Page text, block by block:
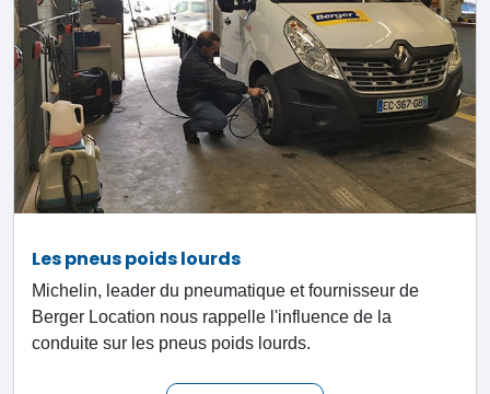
Les pneus poids lourds
Michelin, leader du pneumatique et fournisseur de
Berger Location nous rappelle l'influence de la
conduite sur les pneus poids lourds.